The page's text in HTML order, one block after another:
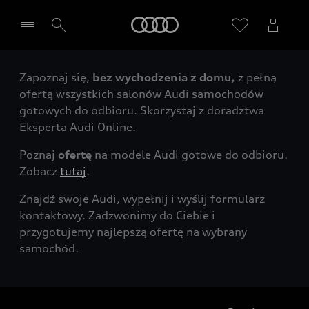
Wybierz Twojego Partnera Audi
Zapoznaj się, bez wychodzenia z domu, z pełną
ofertą wszystkich salonów Audi samochodów
gotowych do odbioru. Skorzystaj z doradztwa
Eksperta Audi Online.
Poznaj ofertę na modele Audi gotowe do odbioru.
Zobacz tutaj.
Znajdź swoje Audi, wypełnij i wyślij formularz
kontaktowy. Zadzwonimy do Ciebie i
przygotujemy najlepszą ofertę na wybrany
samochód.